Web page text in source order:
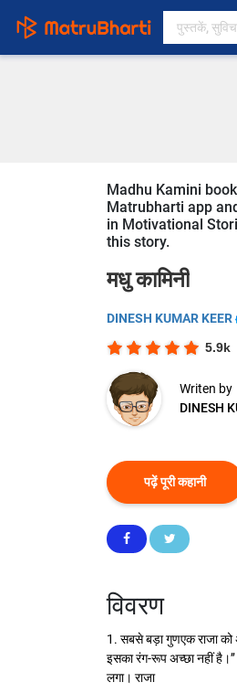
Madhu Kamini
Matrubharti app
in Motivational
this story.
मधु कामिनी
DINESH KUMAR KEER
5.9k
Writen by
DINESH
पढ़ें पूरी कहानी
विवरण
1. सबसे बड़ा गुणएक राजा को
इसका रंग-रूप अच्छा नहीं
लगा। राजा